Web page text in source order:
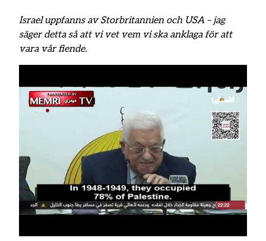
Israel uppfanns av Storbritannien och USA – jag
säger detta så att vi vet vem vi ska anklaga för att
vara vår fiende.